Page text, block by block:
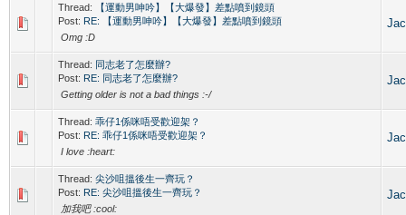
Thread:
【運動男呻吟】【大爆發】差點噴到鏡頭
Post: RE: 【運動男呻吟】【大爆發】差點噴到鏡頭
Omg :D
Thread: 同志老了怎麼辦?
Post: RE: 同志老了怎麼辦?
Getting older is not a bad things :-/
Thread: 乖仔1係咪唔受歡迎架？
Post: RE: 乖仔1係咪唔受歡迎架？
I love :heart:
Thread: 尖沙咀搵後生一齊玩？
Post: RE: 尖沙咀搵後生一齊玩？
加我吧 :cool: